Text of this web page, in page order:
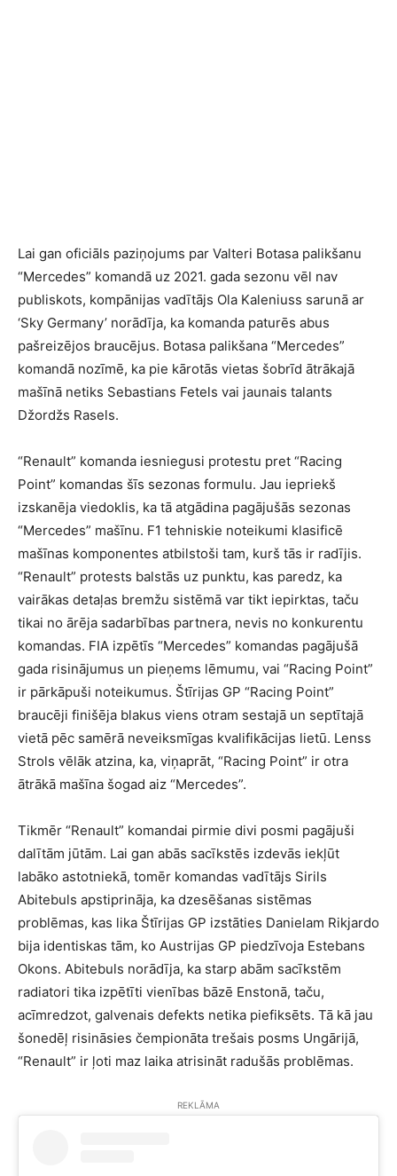
Lai gan oficiāls paziņojums par Valteri Botasa palikšanu
“Mercedes” komandā uz 2021. gada sezonu vēl nav
publiskots, kompānijas vadītājs Ola Kaleniuss sarunā ar
‘Sky Germany’ norādīja, ka komanda paturēs abus
pašreizējos braucējus. Botasa palikšana “Mercedes”
komandā nozīmē, ka pie kārotās vietas šobrīd ātrākajā
mašīnā netiks Sebastians Fetels vai jaunais talants
Džordžs Rasels.
“Renault” komanda iesniegusi protestu pret “Racing
Point” komandas šīs sezonas formulu. Jau iepriekš
izskanēja viedoklis, ka tā atgādina pagājušās sezonas
“Mercedes” mašīnu. F1 tehniskie noteikumi klasificē
mašīnas komponentes atbilstoši tam, kurš tās ir radījis.
“Renault” protests balstās uz punktu, kas paredz, ka
vairākas detaļas bremžu sistēmā var tikt iepirktas, taču
tikai no ārēja sadarbības partnera, nevis no konkurentu
komandas. FIA izpētīs “Mercedes” komandas pagājušā
gada risinājumus un pieņems lēmumu, vai “Racing Point”
ir pārkāpuši noteikumus. Štīrijas GP “Racing Point”
braucēji finišēja blakus viens otram sestajā un septītajā
vietā pēc samērā neveiksmīgas kvalifikācijas lietū. Lenss
Strols vēlāk atzina, ka, viņaprāt, “Racing Point” ir otra
ātrākā mašīna šogad aiz “Mercedes”.
Tikmēr “Renault” komandai pirmie divi posmi pagājuši
dalītām jūtām. Lai gan abās sacīkstēs izdevās iekļūt
labāko astotniekā, tomēr komandas vadītājs Sirils
Abitebuls apstiprināja, ka dzesēšanas sistēmas
problēmas, kas lika Štīrijas GP izstāties Danielam Rikjardo
bija identiskas tām, ko Austrijas GP piedzīvoja Estebans
Okons. Abitebuls norādīja, ka starp abām sacīkstēm
radiatori tika izpētīti vienības bāzē Enstonā, taču,
acīmredzot, galvenais defekts netika piefiksēts. Tā kā jau
šonedēļ risināsies čempionāta trešais posms Ungārijā,
“Renault” ir ļoti maz laika atrisināt radušās problēmas.
REKLĀMA